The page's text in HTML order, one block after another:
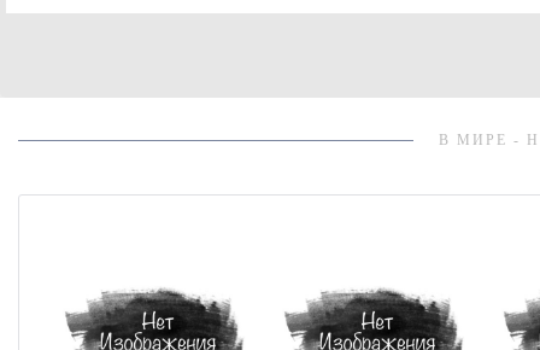
В МИРЕ -